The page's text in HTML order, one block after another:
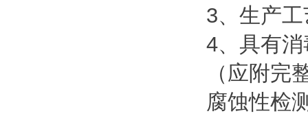
3、生产
4、具有
（应附
腐蚀性检